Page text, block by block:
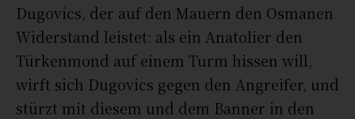
Dugovics, der auf den Mauern den Osmanen
Widerstand leistet: als ein Anatolier den
Türkenmond auf einem Turm hissen will,
wirft sich Dugovics gegen den Angreifer, und
stürzt mit diesem und dem Banner in den